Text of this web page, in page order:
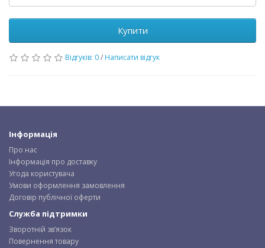
Купити
Відгуків: 0/ Написати відгук
Інформація
Про нас
Інформація про доставку
Угода користувача
Умови оформлення замовлення
Договір публічної оферти
Служба підтримки
Зворотній зв’язок
Повернення товару